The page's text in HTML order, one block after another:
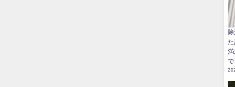
満
で